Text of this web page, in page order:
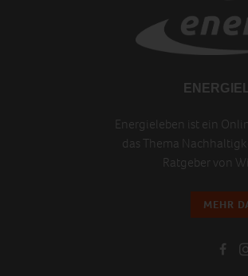
Energieleben ist ein
das Thema
Ratgeber von
MEHR